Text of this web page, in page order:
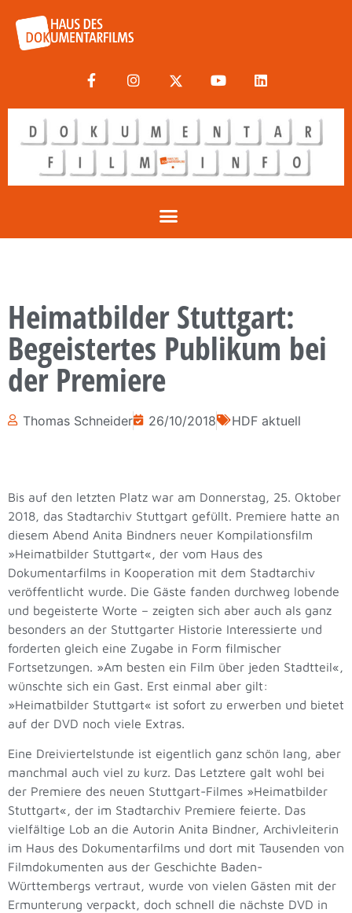
Heimatbilder Stuttgart:
Begeistertes Publikum bei
der Premiere
Thomas Schneider 26/10/2018 HDF aktuell
Bis auf den letzten Platz war am Donnerstag, 25. Oktober
2018, das Stadtarchiv Stuttgart gefüllt. Premiere hatte an
diesem Abend Anita Bindners neuer Kompilationsfilm
»Heimatbilder Stuttgart«, der vom Haus des
Dokumentarfilms in Kooperation mit dem Stadtarchiv
veröffentlicht wurde. Die Gäste fanden durchweg lobende
und begeisterte Worte – zeigten sich aber auch als ganz
besonders an der Stuttgarter Historie Interessierte und
forderten gleich eine Zugabe in Form filmischer
Fortsetzungen. »Am besten ein Film über jeden Stadtteil«,
wünschte sich ein Gast. Erst einmal aber gilt:
»Heimatbilder Stuttgart« ist sofort zu erwerben und bietet
auf der DVD noch viele Extras.
Eine Dreiviertelstunde ist eigentlich ganz schön lang, aber
manchmal auch viel zu kurz. Das Letztere galt wohl bei
der Premiere des neuen Stuttgart-Filmes »Heimatbilder
Stuttgart«, der im Stadtarchiv Premiere feierte. Das
vielfältige Lob an die Autorin Anita Bindner, Archivleiterin
im Haus des Dokumentarfilms und dort mit Tausenden von
Filmdokumenten aus der Geschichte Baden-
Württembergs vertraut, wurde von vielen Gästen mit der
Ermunterung verpackt, doch schnell die nächste DVD in